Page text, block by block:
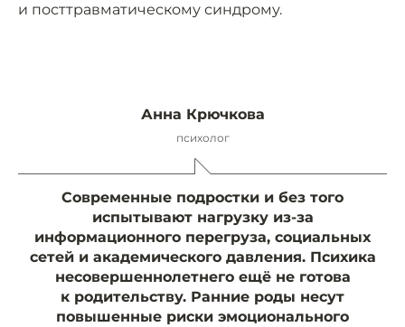
и посттравматическому синдрому.
Анна Крючкова
психолог
Современные подростки и без того
испытывают нагрузку из-за
информационного перегруза, социальных
сетей и академического давления. Психика
несовершеннолетнего ещё не готова
к родительству. Ранние роды несут
повышенные риски эмоционального